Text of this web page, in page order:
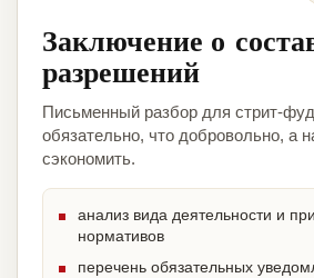
Заключение о
разрешений
Письменный разбор для стрит-
обязательно, что добровольно, а
сэкономить.
анализ вида деятельности и
нормативов
перечень обязательных